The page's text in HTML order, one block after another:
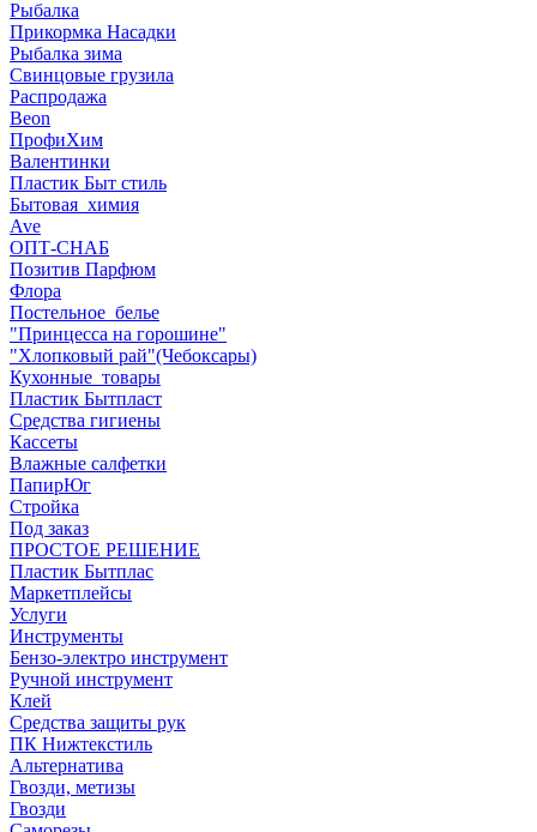
Рыбалка
Прикормка Насадки
Рыбалка зима
Свинцовые грузила
Распродажа
Beon
ПрофиХим
Валентинки
Пластик Быт стиль
Бытовая_химия
Ave
ОПТ-СНАБ
Позитив Парфюм
Флора
Постельное_белье
"Принцесса на горошине"
"Хлопковый рай"(Чебоксары)
Кухонные_товары
Пластик Бытпласт
Средства гигиены
Кассеты
Влажные салфетки
ПапирЮг
Стройка
Под заказ
ПРОСТОЕ РЕШЕНИЕ
Пластик Бытплас
Маркетплейсы
Услуги
Инструменты
Бензо-электро инструмент
Ручной инструмент
Клей
Средства защиты рук
ПК Нижтекстиль
Альтернатива
Гвозди, метизы
Гвозди